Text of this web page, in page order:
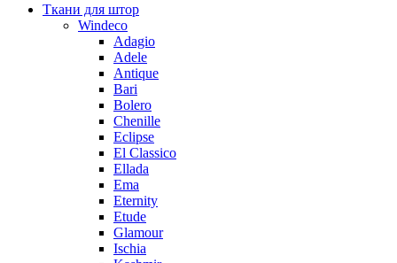
Ткани для штор
Windeco
Adagio
Adele
Antique
Bari
Bolero
Chenille
Eclipse
El Classico
Ellada
Ema
Eternity
Etude
Glamour
Ischia